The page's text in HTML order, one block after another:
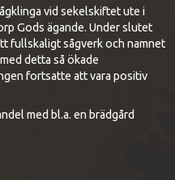
vid sekelskiftet ute i
Gods ägande. Under slutet
fullskaligt sågverk och namnet
detta så ökade
fortsatte att vara positiv
med bl.a. en brädgård